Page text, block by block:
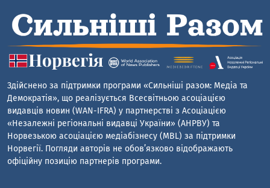
Здійснено за підтримки програми «Сильніші разом: Медіа та
Демократія», що реалізується Всесвітньою асоціацією
видавців новин (WAN-IFRA) у партнерстві з Асоціацією
«Незалежні регіональні видавці України» (АНРВУ) та
Норвезькою асоціацією медіабізнесу (MBL) за підтримки
Норвегії. Погляди авторів не обов’язково відображають
офіційну позицію партнерів програми.